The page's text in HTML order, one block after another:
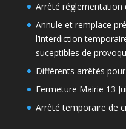
Arrêté réglementation
Annule et remplace
l’interdiction
suceptibles de
Différents arrêtés
Fermeture Mairie 13
Arrêté temporaire de